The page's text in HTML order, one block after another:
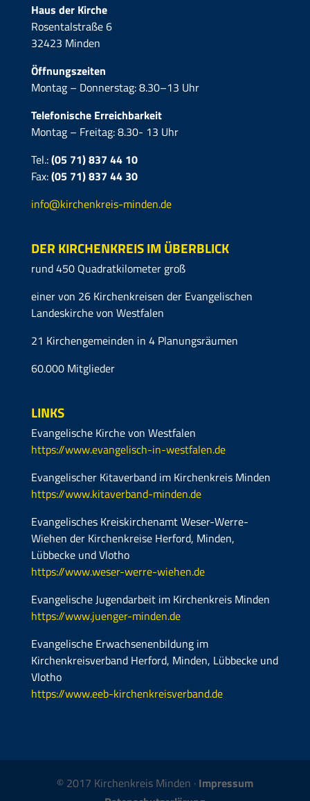
Haus der Kirche
Rosentalstraße 6
32423 Minden
Öffnungszeiten
Montag – Donnerstag: 8.30–13 Uhr
Telefonische Erreichbarkeit
Montag – Freitag: 8.30- 13 Uhr
Tel.:(05 71) 837 44 10
Fax:(05 71)837 44 30
info@kirchenkreis-minden.de
DER KIRCHENKREIS IM ÜBERBLICK
rund 450 Quadratkilometer groß
einer von 26 Kirchenkreisen der Evangelischen
Landeskirche von Westfalen
21 Kirchengemeinden in 4 Planungsräumen
60.000 Mitglieder
LINKS
Evangelische Kirche von Westfalen
https://www.evangelisch-in-westfalen.de
Evangelischer Kitaverband im Kirchenkreis Minden
https://www.kitaverband-minden.de
Evangelisches Kreiskirchenamt Weser-Werre-
Wiehen der Kirchenkreise Herford, Minden,
Lübbecke und Vlotho
https://www.weser-werre-wiehen.de
Evangelische Jugendarbeit im Kirchenkreis Minden
https://www.juenger-minden.de
Evangelische Erwachsenenbildung im
Kirchenkreisverband Herford, Minden, Lübbecke und
Vlotho
https://www.eeb-kirchenkreisverband.de
© 2017 Kirchenkreis Minden · Impressum